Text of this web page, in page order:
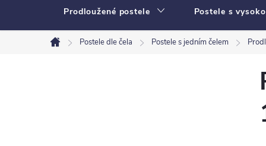
Prodloužené postele Postele s
Domů
Postele dle čela Postele s jedním čelem